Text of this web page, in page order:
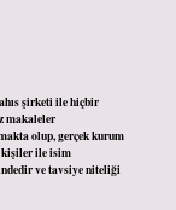
şirketi ile hiçbir
makaleler
olup, gerçek kurum
kişiler ile isim
ve tavsiye niteliği